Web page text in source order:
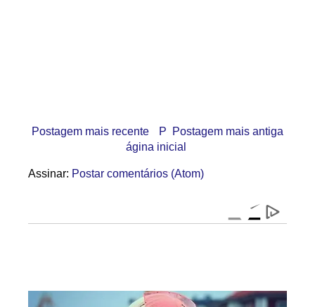
Postagem mais recente Postagem mais antiga
P
ágina inicial
Assinar: Postar comentários (Atom)